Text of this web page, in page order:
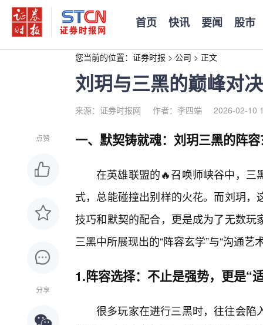
首页 快讯 要闻 股市
您当前的位置： 证券时报 > 公司 > 正文
刘玥与三黑的巅峰对
来源：证券时报网 作者：李四端 2026-02-10
点赞
分享
一、默契铸就魂：刘玥三黑的阵
在英雄联盟的🔥召唤师峡谷中，三
式，总能碰撞出别样的火花。而刘玥
技巧和默契的配合，更是成为了无数
三黑中所展现出的“阵容玄学”与“沟通
1.阵容选择：不止是强势，更是“
很多玩家在进行三黑时，往往会陷